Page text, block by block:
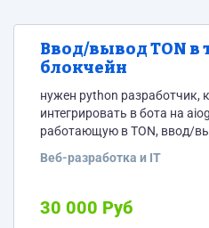
Ввод/вывод TON в
блокчейн
нужен python разработчик,
интегрировать в бота на
работающую в TON, ввод/вывод. Система
блокчейном. Как мы видим ее работу Пополнение: 1.
и приватный ключ. 2. Пользователь пополняет
сгенерированный для него
Веб-разработка и IT
30 000 Руб